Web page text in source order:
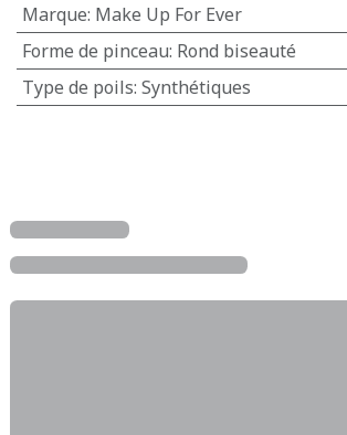
Marque: Make Up For Ever
Forme de pinceau: Rond biseauté
Type de poils: Synthétiques